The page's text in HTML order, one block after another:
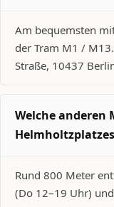
Am bequemsten
der Tram M1 /
Straße, 10437
Welche anderen
Rund 800 Meter
(Do 12–19 Uhr)